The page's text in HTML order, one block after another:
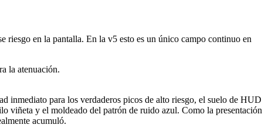
riesgo en la pantalla. En la v5 esto es un único campo continuo en
la atenuación.
inmediato para los verdaderos picos de alto riesgo, el suelo de HUD
viñeta y el moldeado del patrón de ruido azul. Como la presentación
acumuló.